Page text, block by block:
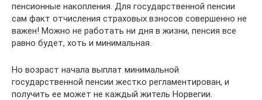
пенсионные накопления. Для государственной пенсии
сам факт отчисления страховых взносов совершенно не
важен! Можно не работать ни дня в жизни, пенсия все
равно будет, хоть и минимальная.
Но возраст начала выплат минимальной
государственной пенсии жестко регламентирован, и
получить ее может не каждый житель Норвегии.